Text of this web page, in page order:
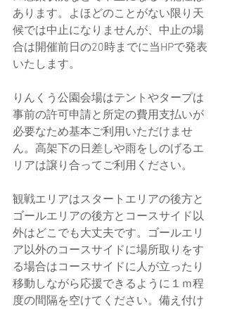
あります。よほどのことがない限り天
候では中止になりませんが、中止の場
合は開催前日の20時までに当HPで発表
いたします。
りんくう公園会場はテントやタープは
事前の許可申請と所定の費用支払いが
必要なため基本ご利用いただけませ
ん。高架下の日差しや雨をしのげるエ
リアは譲り合ってご利用ください。
観戦エリアはスタートエリアの後方と
ゴールエリアの後方とコースサイド以
外はどこでも大丈夫です。ゴールエリ
ア以外のコースサイドに場所取りをす
る場合はコースサイドに人が立ったり
移動しながら応援できるように１ｍ程
度の間隔を空けてください。備え付け